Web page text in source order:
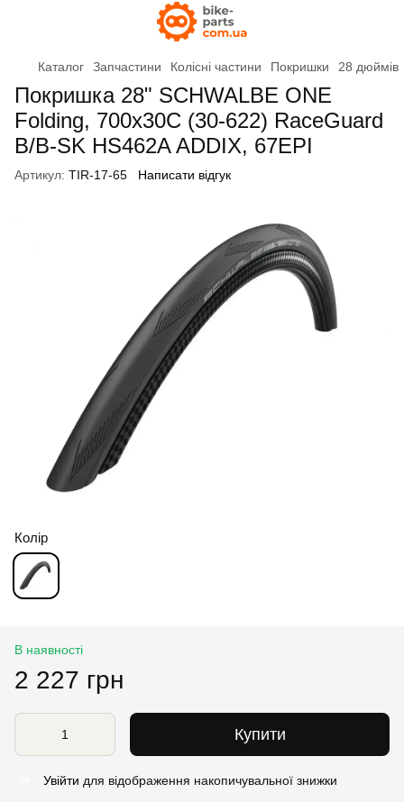
Каталог Запчастини Колісні частини Покришки 28 дюймів
Покришка 28" SCHWALBE ONE
Folding, 700x30C (30-622) RaceGuard
B/B-SK HS462A ADDIX, 67EPI
Артикул: TIR-17-65 Написати відгук
Колір
В наявності
2 227 грн
Купити
Увійти для відображення накопичувальної знижки